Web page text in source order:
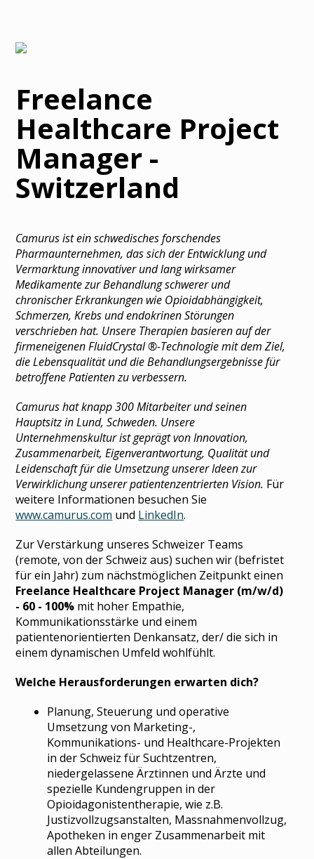
Freelance
Healthcare Project
Manager -
Switzerland
Camurus ist ein schwedisches forschendes
Pharmaunternehmen, das sich der Entwicklung und
Vermarktung innovativer und lang wirksamer
Medikamente zur Behandlung schwerer und
chronischer Erkrankungen wie Opioidabhängigkeit,
Schmerzen, Krebs und endokrinen Störungen
verschrieben hat. Unsere Therapien basieren auf der
firmeneigenen FluidCrystal ®-Technologie mit dem Ziel,
die Lebensqualität und die Behandlungsergebnisse für
betroffene Patienten zu verbessern.
Camurus hat knapp 300 Mitarbeiter und seinen
Hauptsitz in Lund, Schweden. Unsere
Unternehmenskultur ist geprägt von Innovation,
Zusammenarbeit, Eigenverantwortung, Qualität und
Leidenschaft für die Umsetzung unserer Ideen zur
Verwirklichung unserer patientenzentrierten Vision. Für
weitere Informationen besuchen Sie
www.camurus.com und LinkedIn.
Zur Verstärkung unseres Schweizer Teams
(remote, von der Schweiz aus) suchen wir (befristet
für ein Jahr) zum nächstmöglichen Zeitpunkt einen
Freelance Healthcare Project Manager (m/w/d)
- 60 - 100% mit hoher Empathie,
Kommunikationsstärke und einem
patientenorientierten Denkansatz, der/ die sich in
einem dynamischen Umfeld wohlfühlt.
Welche Herausforderungen erwarten dich?
Planung, Steuerung und operative
Umsetzung von Marketing-,
Kommunikations- und Healthcare-Projekten
in der Schweiz für Suchtzentren,
niedergelassene Ärztinnen und Ärzte und
spezielle Kundengruppen in der
Opioidagonistentherapie, wie z.B.
Justizvollzugsanstalten, Massnahmenvollzug,
Apotheken in enger Zusammenarbeit mit
allen Abteilungen.